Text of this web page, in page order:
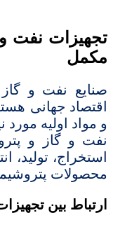
تجهیزات نفت
مکمل
صنایع نفت و
اقتصاد جهانی
و مواد اولیه مورد
نفت و گاز و
استخراج،
محصولات
ارتباط بین